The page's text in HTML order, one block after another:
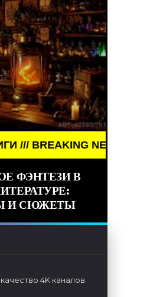
NEWS /// АРТ ///
ФЭНТЕЗИ В
И СЮЖЕТЫ
4K каналов.